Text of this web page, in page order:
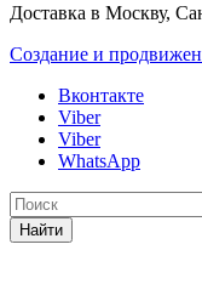
Доставка в Москву,
Создание и
Вконтакте
Viber
Viber
WhatsApp
Найти